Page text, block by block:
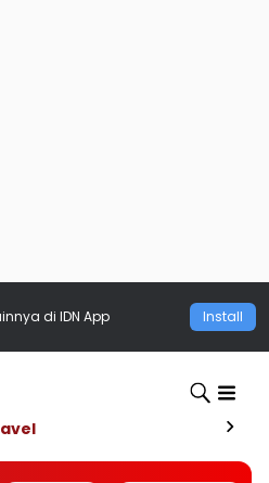
di IDN App Install